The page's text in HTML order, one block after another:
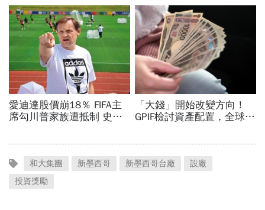
和大集團 新墨西哥 新墨西哥台廠
設廠
投資獎勵